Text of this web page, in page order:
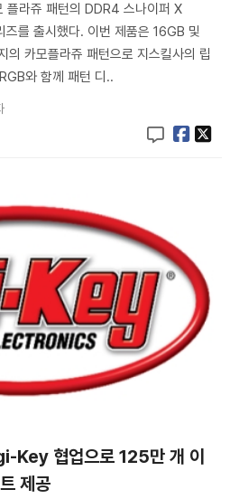
플라쥬 패턴의 DDR4 스나이퍼 X
를 출시했다. 이번 제품은 16GB 및
의 카모플라쥬 패턴으로 지스킬사의 립
와 함께 패턴 디..
협업으로 125만 개 이
제공